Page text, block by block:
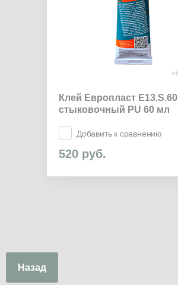
Клей Европласт E13.S.60
стыковочный PU 60 мл
Добавить к сравнению
520 руб.
Назад